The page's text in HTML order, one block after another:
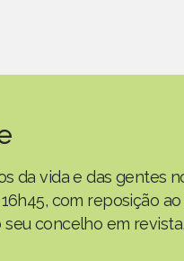
da vida e das gentes
com reposição
concelho em